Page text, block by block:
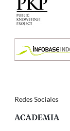
Redes Sociales